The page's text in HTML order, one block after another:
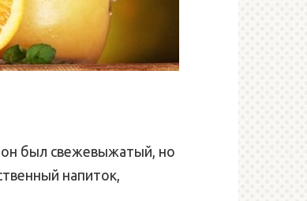
был свежевыжатый, но
напиток,